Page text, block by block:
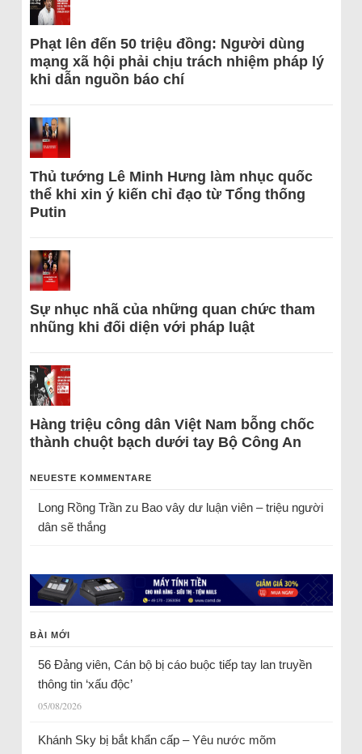
Phạt lên đến 50 triệu đồng: Người dùng
mạng xã hội phải chịu trách nhiệm pháp lý
khi dẫn nguồn báo chí
Thủ tướng Lê Minh Hưng làm nhục quốc
thể khi xin ý kiến chỉ đạo từ Tổng thống
Putin
Sự nhục nhã của những quan chức tham
nhũng khi đối diện với pháp luật
Hàng triệu công dân Việt Nam bỗng chốc
thành chuột bạch dưới tay Bộ Công An
NEUESTE KOMMENTARE
Long Rồng Trầnzu Bao vây dư luận viên – triệu người
dân sẽ thắng
BÀI MỚI
56 Đảng viên, Cán bộ bị cáo buộc tiếp tay lan truyền
thông tin ‘xấu độc’
05/08/2026
Khánh Sky bị bắt khẩn cấp – Yêu nước mõm